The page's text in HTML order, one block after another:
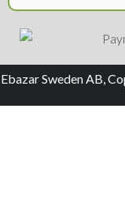
Ebazar Sweden AB,